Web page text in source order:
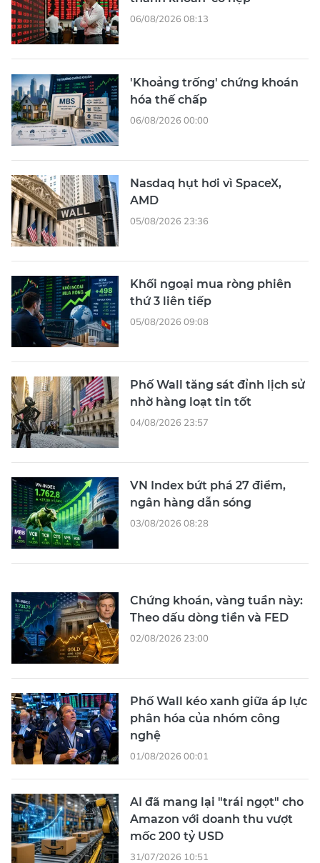
06/08/2026 08:13
'Khoảng trống' chứng khoán
hóa thế chấp
06/08/2026 00:00
Nasdaq hụt hơi vì SpaceX,
AMD
05/08/2026 23:36
Khối ngoại mua ròng phiên
thứ 3 liên tiếp
05/08/2026 09:08
Phố Wall tăng sát đỉnh lịch sử
nhờ hàng loạt tin tốt
04/08/2026 23:57
VN Index bứt phá 27 điểm,
ngân hàng dẫn sóng
03/08/2026 08:28
Chứng khoán, vàng tuần này:
Theo dấu dòng tiền và FED
02/08/2026 23:00
Phố Wall kéo xanh giữa áp lực
phân hóa của nhóm công
nghệ
01/08/2026 00:01
AI đã mang lại "trái ngọt" cho
Amazon với doanh thu vượt
mốc 200 tỷ USD
31/07/2026 10:51